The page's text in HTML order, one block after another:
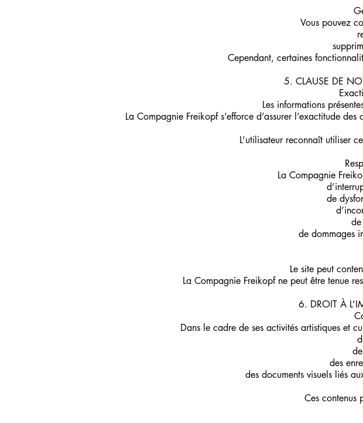
Vous pouvez
Cependant, certaines
5. CLAUSE DE
Les informations
La Compagnie Freikopf s’efforce d’assurer l’exactitude
L’utilisateur reconnaît utiliser
La Compagnie
de
de dommages
Le site peut
La Compagnie Freikopf ne peut être tenue
6. DROIT À
Dans le cadre de ses activités artistiques et
des
des documents visuels liés
Ces contenus